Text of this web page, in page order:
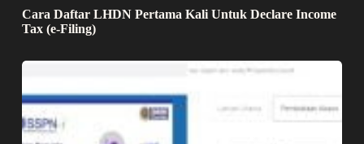
Cara Daftar LHDN Pertama Kali Untuk Declare Income
Tax (e-Filing)